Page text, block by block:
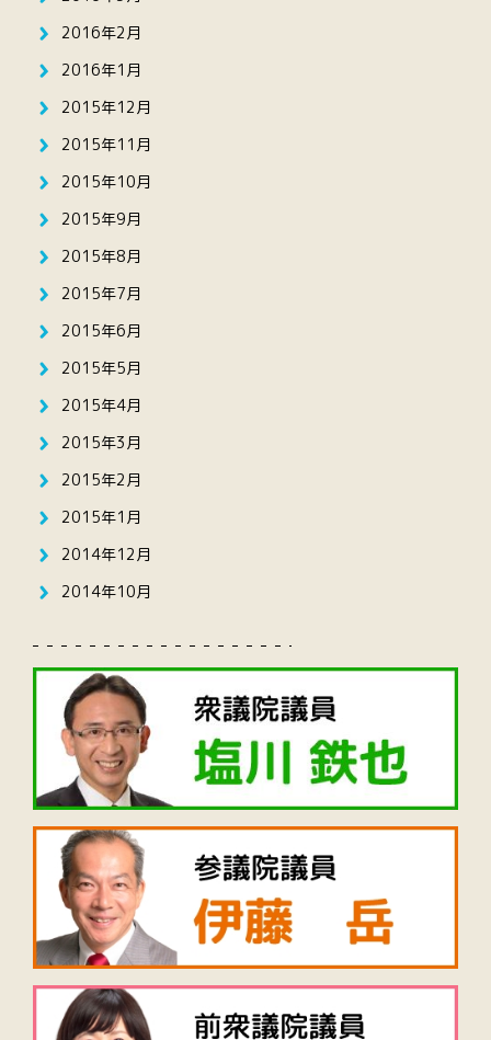
2016年2月
2016年1月
2015年12月
2015年11月
2015年10月
2015年9月
2015年8月
2015年7月
2015年6月
2015年5月
2015年4月
2015年3月
2015年2月
2015年1月
2014年12月
2014年10月